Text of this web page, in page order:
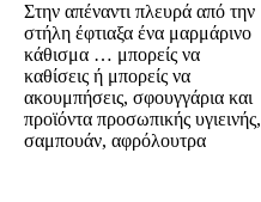
Στην απέναντι πλευρά από την
στήλη έφτιαξα ένα μαρμάρινο
κάθισμα … μπορείς να
καθίσεις ή μπορείς να
ακουμπήσεις, σφουγγάρια και
προϊόντα προσωπικής υγιεινής,
σαμπουάν, αφρόλουτρα